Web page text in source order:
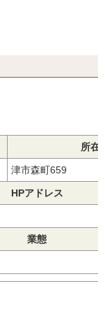
所在
津市森町659
HPアドレス
業態